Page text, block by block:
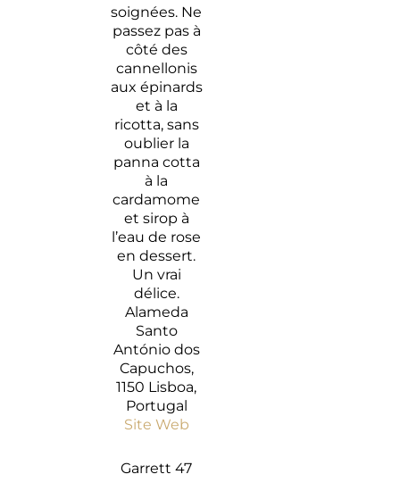
soignées. Ne
passez pas à
côté des
cannellonis
aux épinards
et à la
ricotta, sans
oublier la
panna cotta
à la
cardamome
et sirop à
l’eau de rose
en dessert.
Un vrai
délice.
Alameda
Santo
António dos
Capuchos,
1150 Lisboa,
Portugal
Site Web
Garrett 47